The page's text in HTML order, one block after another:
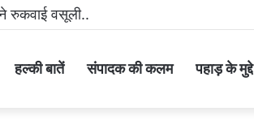
करने वाला आरोपी गिरफ्तार..
हल्की बातें संपादक की कलम पहाड़ के मुद्दे